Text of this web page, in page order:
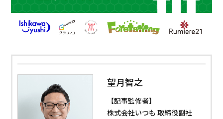
望月智之
【記事監修者】
株式会社いつも 取締役副社